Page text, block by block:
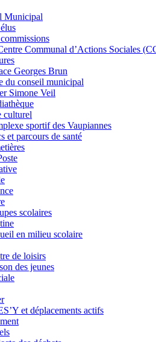
Municipal
Communal d’Actions Sociales
Georges Brun
du conseil municipal
Simone Veil
culturel
sportif des Vaupiannes
et parcours de santé
scolaires
en milieu scolaire
de loisirs
des jeunes
et déplacements actifs